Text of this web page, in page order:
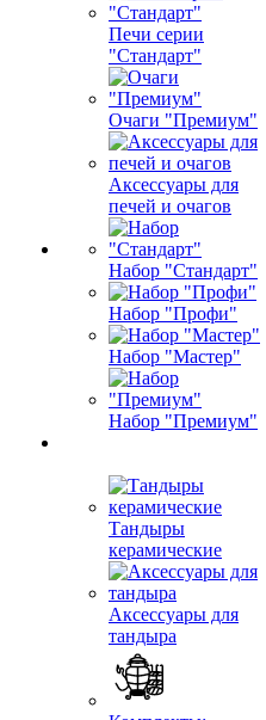
Печи серии
"Стандарт"
Очаги "Премиум"
Аксессуары для
печей и очагов
Набор "Стандарт"
Набор "Профи"
Набор "Мастер"
Набор "Премиум"
Тандыры
керамические
Аксессуары для
тандыра